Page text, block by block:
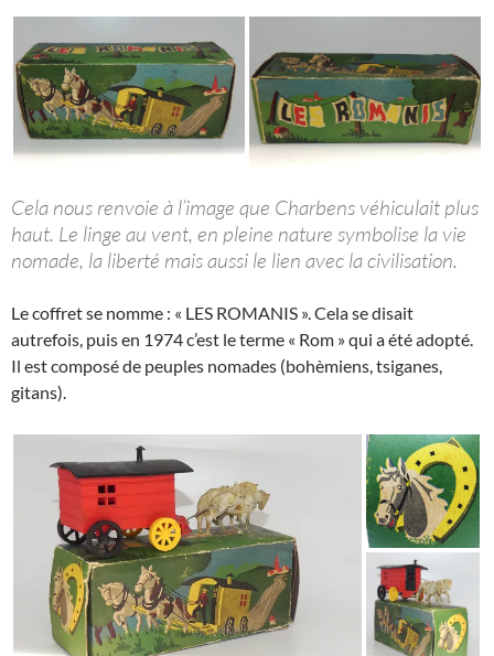
Cela nous renvoie à l’image que Charbens véhiculait plus
haut. Le linge au vent, en pleine nature symbolise la vie
nomade, la liberté mais aussi le lien avec la civilisation.
Le coffret se nomme : « LES ROMANIS ». Cela se disait
autrefois, puis en 1974 c’est le terme « Rom » qui a été adopté.
Il est composé de peuples nomades (bohèmiens, tsiganes,
gitans).